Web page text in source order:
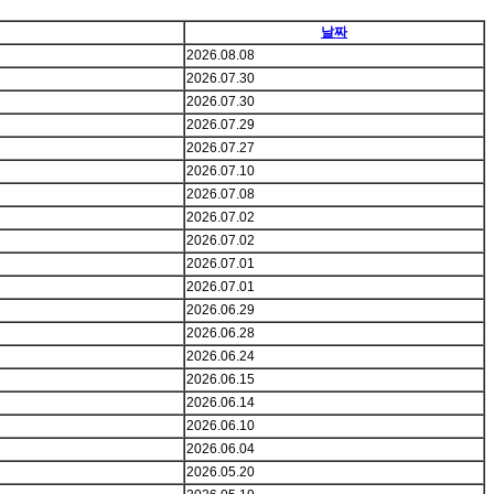
날짜
2026.08.08
2026.07.30
2026.07.30
2026.07.29
2026.07.27
2026.07.10
2026.07.08
2026.07.02
2026.07.02
2026.07.01
2026.07.01
2026.06.29
2026.06.28
2026.06.24
2026.06.15
2026.06.14
2026.06.10
2026.06.04
2026.05.20